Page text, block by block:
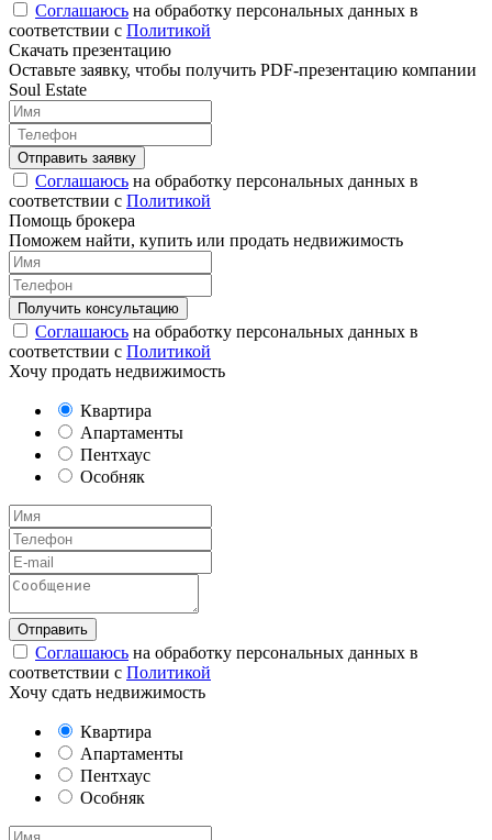
Соглашаюсь на обработку персональных данных в
соответствии с Политикой
Скачать презентацию
Оставьте заявку, чтобы получить PDF-презентацию компании
Soul Estate
Соглашаюсь на обработку персональных данных в
соответствии с Политикой
Помощь брокера
Поможем найти, купить или продать недвижимость
Соглашаюсь на обработку персональных данных в
соответствии с Политикой
Хочу продать недвижимость
Квартира
Апартаменты
Пентхаус
Особняк
Соглашаюсь на обработку персональных данных в
соответствии с Политикой
Хочу сдать недвижимость
Квартира
Апартаменты
Пентхаус
Особняк